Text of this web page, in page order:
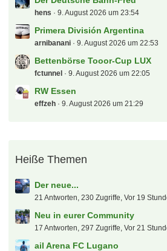
Hagelkorn 10. August 2026 um 00:12
Der Sky Deutschland Fred
effzeh 10. August 2026 um 00:10
Der Deutsche Bahn-Fred
hens 9. August 2026 um 23:54
Primera División Argentina
arnibanani 9. August 2026 um 22:53
effzeh 9. August 2026 um 21:29
Heiße Themen
Der neue...